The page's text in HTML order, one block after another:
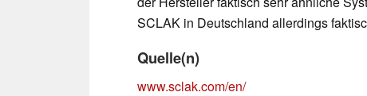
SCLAK in Deutschland allerdings
Quelle(n)
www.sclak.com/en/